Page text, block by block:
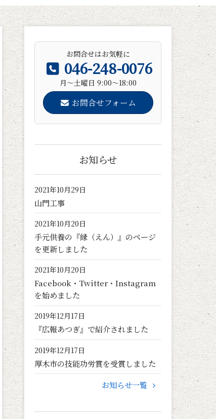
お問合せはお気軽に
046-248-0076
月～土曜日 9:00～18:00
お問合せフォーム
お知らせ
2021年10月29日
山門工事
2021年10月20日
手元供養の『縁（えん）』のページ
を更新しました
2021年10月20日
Facebook・Twitter・Instagram
を始めました
2019年12月17日
『広報あつぎ』で紹介されました
2019年12月17日
厚木市の技能功労賞を受賞しました
お知らせ一覧